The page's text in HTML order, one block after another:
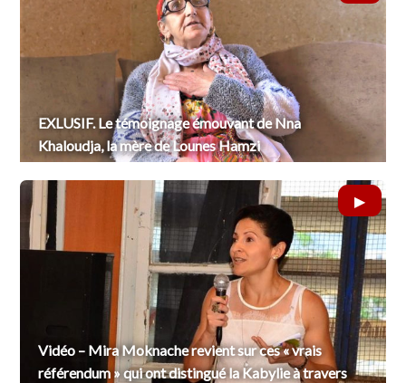
EXLUSIF. Le témoignage émouvant de Nna
Khaloudja, la mère de Lounes Hamzi
Vidéo – Mira Moknache revient sur ces « vrais
référendum » qui ont distingué la Kabylie à travers